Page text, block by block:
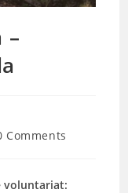
–
Comments
voluntariat: